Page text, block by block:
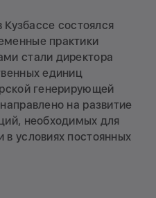
Кузбассе состоялся
практики
стали директора
единиц
генерирующей
на развитие
необходимых для
условиях постоянных